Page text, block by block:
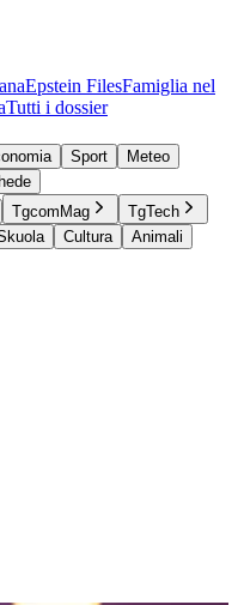
Epstein FilesFamiglia nel
Tutti i dossier
Sport
Meteo
TgcomMag
TgTech
Cultura
Animali